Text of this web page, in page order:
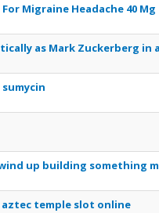
Migraine Headache 40 Mg
as Mark Zuckerberg in
up building something
aztec temple slot online